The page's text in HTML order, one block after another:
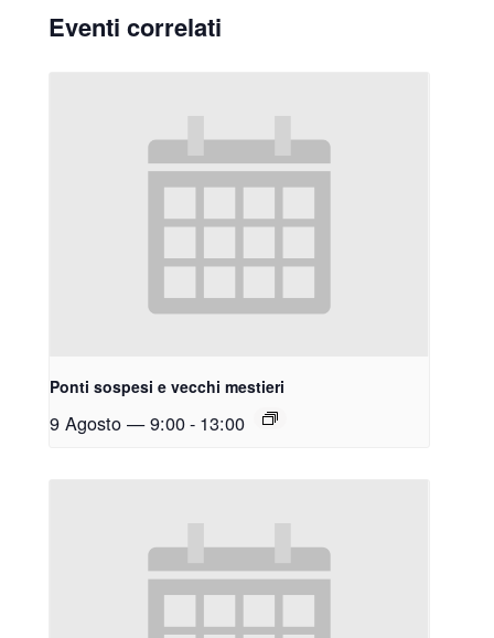
Eventi correlati
Ponti sospesi e vecchi mestieri
9 Agosto — 9:00- 13:00